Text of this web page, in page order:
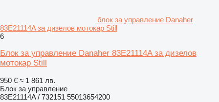
блок за управление Danaher
83E21114A за дизелов мотокар Still
6
Блок за управление Danaher 83E21114A за дизелов
мотокар Still
950 € ≈ 1 861 лв.
Блок за управление
83E21114A / 732151 55013654200